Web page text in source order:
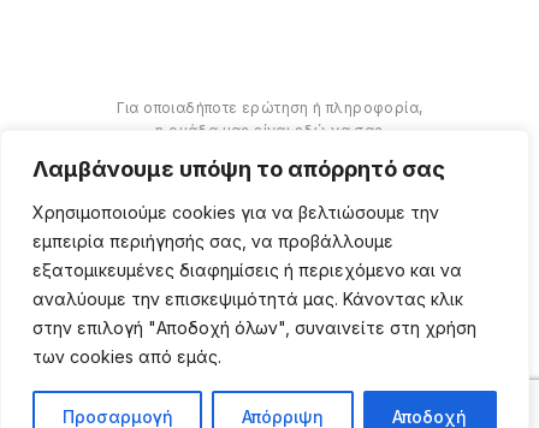
Λαμβάνουμε υπόψη το απόρρητό σας
Χρησιμοποιούμε cookies για να βελτιώσουμε την
εμπειρία περιήγησής σας, να προβάλλουμε
εξατομικευμένες διαφημίσεις ή περιεχόμενο και να
αναλύουμε την επισκεψιμότητά μας. Κάνοντας κλικ
στην επιλογή "Αποδοχή όλων", συναινείτε στη χρήση
των cookies από εμάς.
Προσαρμογή Απόρριψη Αποδοχή
Για οποιαδήποτε ερώτηση ή πληροφορία,
η ομάδα μας είναι εδώ να σας
βοηθήσουμε.
ΠΕΡΙΣΣΌΤΕΡΑ
Copyright ©2026Million
Reserved. Κατασκευή
Webgrams